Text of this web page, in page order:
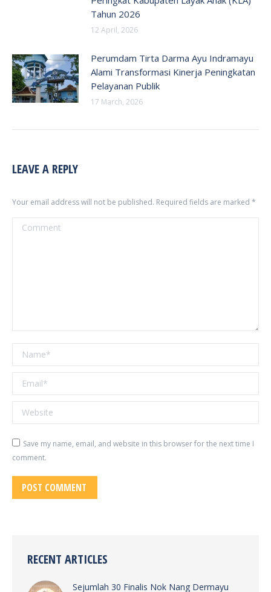
Tahun 2026
12 April, 2026
Perumdam Tirta Darma Ayu Indramayu
Alami Transformasi Kinerja Peningkatan
Pelayanan Publik
17 March, 2026
LEAVE A REPLY
Your email address will not be published. Required fields are marked *
Comment
Name *
Email *
Website
Save my name, email, and website in this browser for the next time I
comment.
POST COMMENT
RECENT ARTICLES
Sejumlah 30 Finalis Nok Nang Dermayu